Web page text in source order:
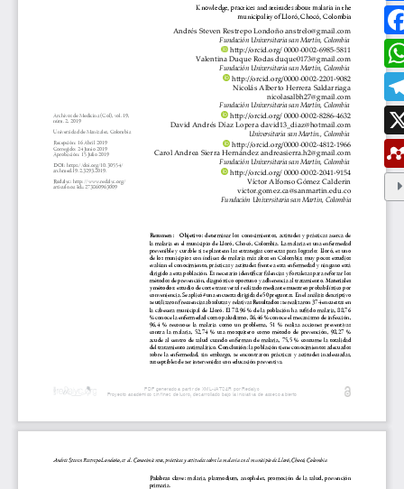
Directorio
ESTUDIAR EN LA UMANIZALES
Pregrados
Especializaciones
Maestrías
Doctorados
Video Institucional
Universidad en el Campo
Consultorio Jurídico
NORMATIVAS
Autoridades
Transparencia y acceso a la información
Reglamentos